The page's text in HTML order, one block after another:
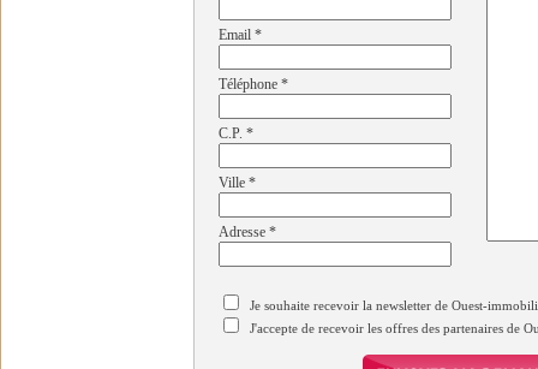
Email *
Téléphone *
C.P. *
Ville *
Adresse *
Je souhaite recevoir la newsletter de Ouest-
J'accepte de recevoir les offres des partenaires de